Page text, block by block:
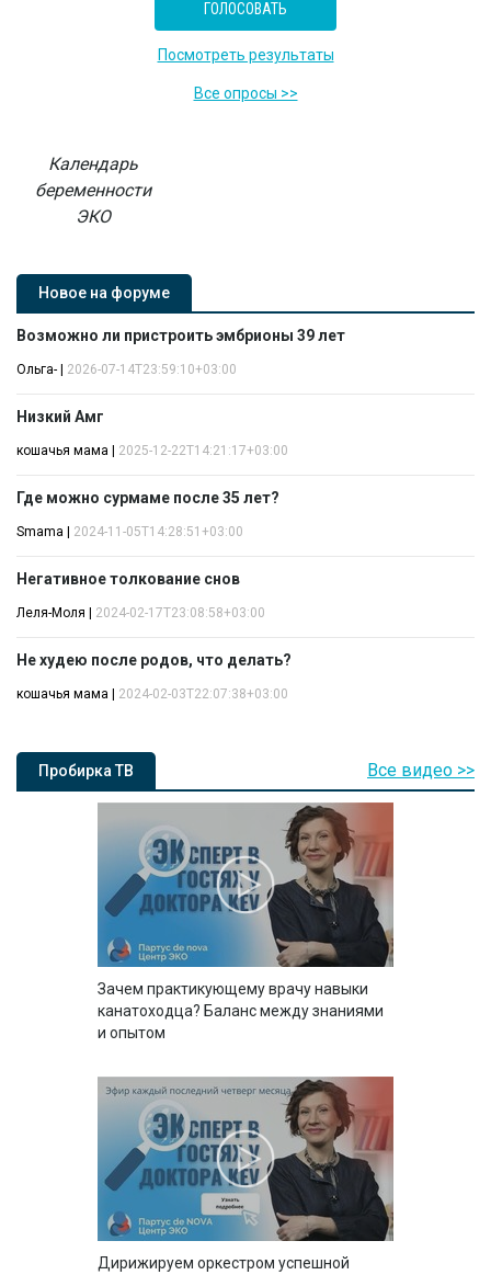
Посмотреть результаты
Все опросы >>
Календарь
беременности
ЭКО
Новое на форуме
Возможно ли пристроить эмбрионы 39 лет
Ольга- 2026-07-14T23:59:10+03:00
Низкий Амг
кошачья мама 2025-12-22T14:21:17+03:00
Где можно сурмаме после 35 лет?
Smama 2024-11-05T14:28:51+03:00
Негативное толкование снов
Леля-Моля 2024-02-17T23:08:58+03:00
Не худею после родов, что делать?
кошачья мама 2024-02-03T22:07:38+03:00
Пробирка ТВ
Зачем практикующему врачу навыки
канатоходца? Баланс между знаниями
и опытом
Дирижируем оркестром успешной
Все видео >>